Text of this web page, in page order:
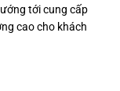
tới cung cấp
cao cho khách